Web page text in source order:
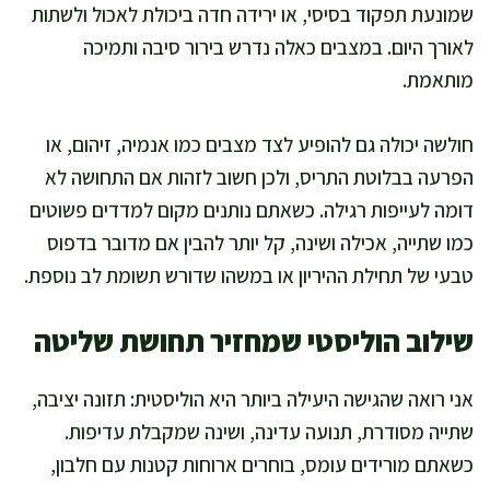
שמונעת תפקוד בסיסי, או ירידה חדה ביכולת לאכול ולשתות
לאורך היום. במצבים כאלה נדרש בירור סיבה ותמיכה
מותאמת.
חולשה יכולה גם להופיע לצד מצבים כמו אנמיה, זיהום, או
הפרעה בבלוטת התריס, ולכן חשוב לזהות אם התחושה לא
דומה לעייפות רגילה. כשאתם נותנים מקום למדדים פשוטים
כמו שתייה, אכילה ושינה, קל יותר להבין אם מדובר בדפוס
טבעי של תחילת ההיריון או במשהו שדורש תשומת לב נוספת.
שילוב הוליסטי שמחזיר תחושת שליטה
אני רואה שהגישה היעילה ביותר היא הוליסטית: תזונה יציבה,
שתייה מסודרת, תנועה עדינה, ושינה שמקבלת עדיפות.
כשאתם מורידים עומס, בוחרים ארוחות קטנות עם חלבון,